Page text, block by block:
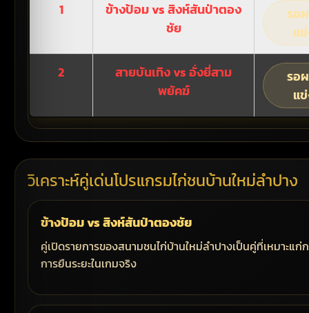
1
ข้างป้อม vs สิงห์สันป่าตอง
ชัย
รอ
แ
2
สายบันเทิง vs อั่งยี่สาม
พยัคฆ์
รอ
แ
วิเคราะห์คู่เด่นโปรแกรมไก่ชนบ้านใหม่ลำปาง
ข้างป้อม vs สิงห์สันป่าตองชัย
คู่เปิดรายการของสนามชนไก่บ้านใหม่ลำปางเป็นคู่ที่เหมาะแ
การยืนระยะในเกมจริง